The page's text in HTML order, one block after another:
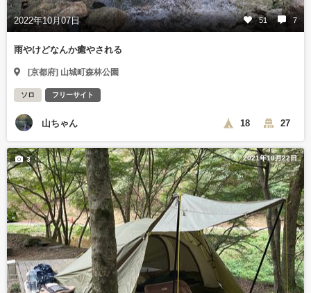
2022年10月07日 51 7
雨やけどなんか癒やされる
[京都府] 山城町森林公園
ソロ フリーサイト
山ちゃん 18 27
2021年10月22日
3